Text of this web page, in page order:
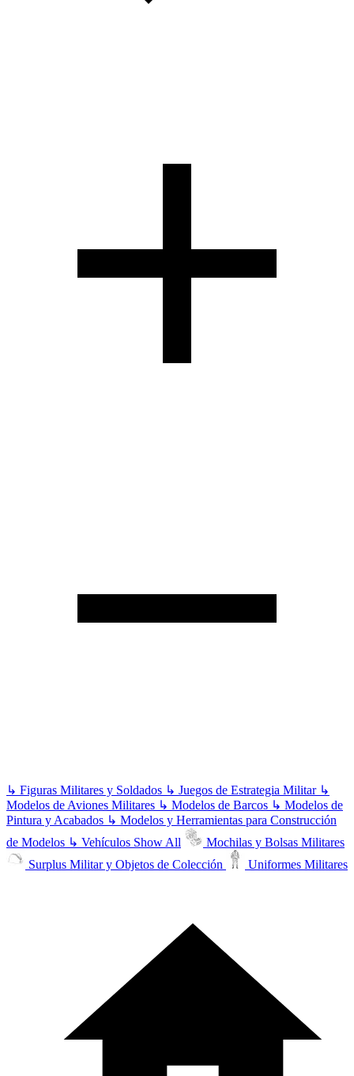
↳ Figuras Militares y Soldados ↳ Juegos de Estrategia Militar ↳
Modelos de Aviones Militares ↳ Modelos de Barcos ↳ Modelos de
Pintura y Acabados ↳ Modelos y Herramientas para Construcción
de Modelos ↳ Vehículos Show All
Mochilas y Bolsas Militares
Surplus Militar y Objetos de Colección
Uniformes Militares